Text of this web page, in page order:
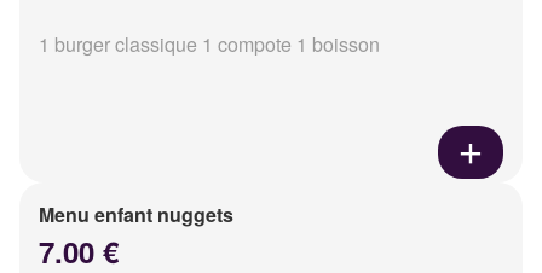
1 burger classique 1 compote 1 boisson
Menu enfant nuggets
7.00 €